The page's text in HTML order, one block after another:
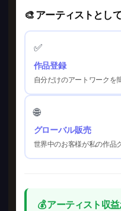
🎨 アーティストとし
✅
作品登録
自分だけのアートワークを
🌐
グローバル販売
世界中のお客様が私の作品
💰 アーティスト収